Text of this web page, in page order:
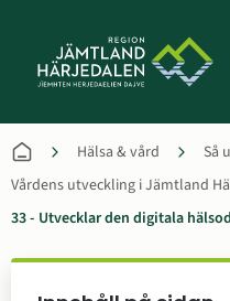
Hälsa & vård
Så
Vårdens utveckling i Jämtland
33 - Utvecklar den digitala